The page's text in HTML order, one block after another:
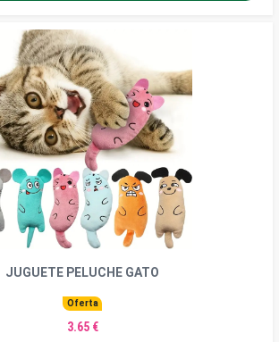
JUGUETE PELUCHE GATO
Oferta
3.65 €